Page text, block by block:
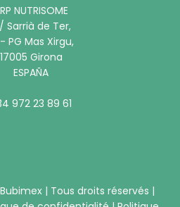
NUTRISOME
de Ter,
Mas Xirgu,
Girona
ESPAÑA
972 23 89 61
Bubimex | Tous droits réservés |